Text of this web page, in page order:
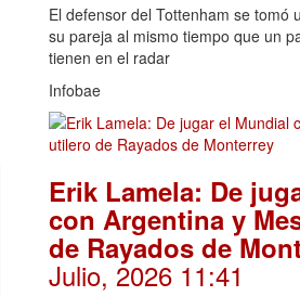
El defensor del Tottenham se tomó
su pareja al mismo tiempo que un
tienen en el radar
Infobae
Erik Lamela: De
con Argentina y
de Rayados de
Julio, 2026 11:41